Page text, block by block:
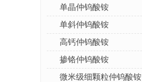
单晶仲钨酸铵
单斜仲钨酸铵
高钙仲钨酸铵
掺铬仲钨酸铵
微米级细颗粒仲钨酸铵